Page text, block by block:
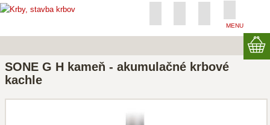
MENU
SONE G H kameň - akumulačné krbové
kachle